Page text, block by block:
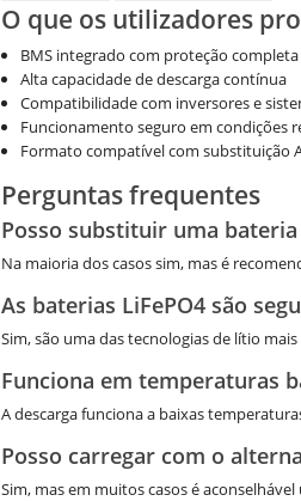
O que os utilizadores
BMS integrado com proteção completa
Alta capacidade de descarga contínua
Compatibilidade com inversores e
Funcionamento seguro em condições
Formato compatível com substituição
Perguntas frequentes
Posso substituir uma bateria
Na maioria dos casos sim, mas é
As baterias LiFePO4 são
Sim, são uma das tecnologias de lítio
Funciona em temperaturas
A descarga funciona a baixas
Posso carregar com o
Sim, mas em muitos casos é